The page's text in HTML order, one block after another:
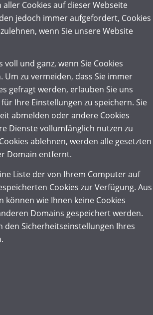
Cookies auf dieser Webseite
jedoch immer aufgefordert, Cookies
wenn Sie unsere Website
und ganz, wenn Sie Cookies
Um zu vermeiden, dass Sie immer
gefragt werden, erlauben Sie uns
Ihre Einstellungen zu speichern. Sie
abmelden oder andere Cookies
Dienste vollumfänglich nutzen zu
ablehnen, werden alle gesetzten
Domain entfernt.
Liste der von Ihrem Computer auf
Cookies zur Verfügung. Aus
können wie Ihnen keine Cookies
Domains gespeichert werden.
den Sicherheitseinstellungen Ihres